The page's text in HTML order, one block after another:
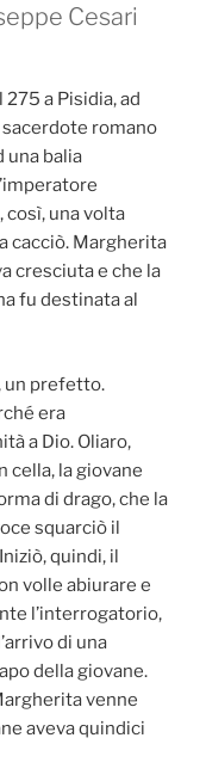
Cesari
a Pisidia, ad
romano
una balia
una volta
cacciò. Margherita
cresciuta e che la
fu destinata al
un prefetto.
era
a Dio. Oliaro,
cella, la giovane
di drago, che la
squarciò il
quindi, il
volle abiurare e
l’interrogatorio,
di una
della giovane.
venne
aveva quindici